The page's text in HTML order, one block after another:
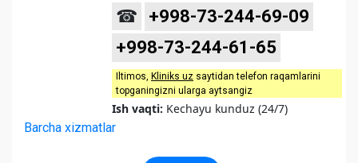
☎
+998-73-244-69-09
+998-73-244-61-65
Iltimos, Kliniks uz saytidan telefon raqamlarini
topganingizni ularga aytsangiz
Ish vaqti: Kechayu kunduz (24/7)
Barcha xizmatlar